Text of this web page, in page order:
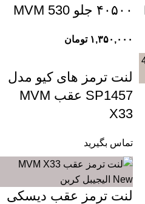
۴۰۵۰۰ جلو MVM 530
۱,۳۵۰,۰۰۰ تومان
لنت ترمز های کیو مدل
SP1457 عقب MVM
X33
تماس بگیرید
لنت ترمز عقب دیسکی